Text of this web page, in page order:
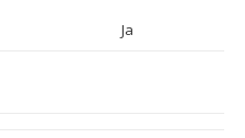
Ja